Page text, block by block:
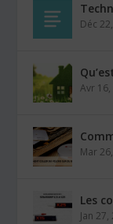
Déc
Avr 16,
Mar
Les
Jan 27,